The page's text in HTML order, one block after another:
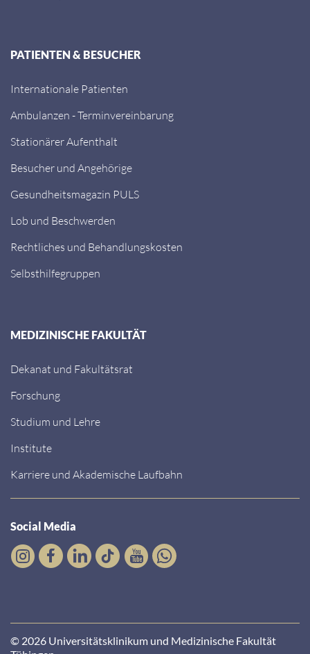
PATIENTEN & BESUCHER
Internationale Patienten
Ambulanzen - Terminvereinbarung
Stationärer Aufenthalt
Besucher und Angehörige
Gesundheitsmagazin PULS
Lob und Beschwerden
Rechtliches und Behandlungskosten
Selbsthilfegruppen
MEDIZINISCHE FAKULTÄT
Dekanat und Fakultätsrat
Forschung
Studium und Lehre
Institute
Karriere und Akademische Laufbahn
Social Media
© 2026 Universitätsklinikum und Medizinische Fakultät